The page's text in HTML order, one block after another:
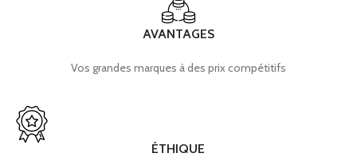
AVANTAGES
Vos grandes marques à des prix compétitifs
ÉTHIQUE